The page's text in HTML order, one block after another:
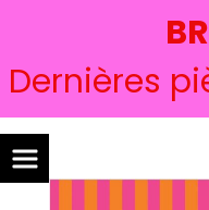
Dernières